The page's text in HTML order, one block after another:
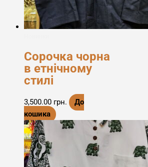
Сорочка чорна
в етнічному
стилі
3,500.00 грн.
До
кошика